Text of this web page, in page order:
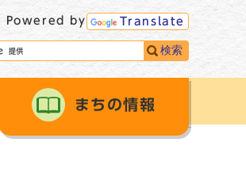
Powered by Translate
検索
まちの情報